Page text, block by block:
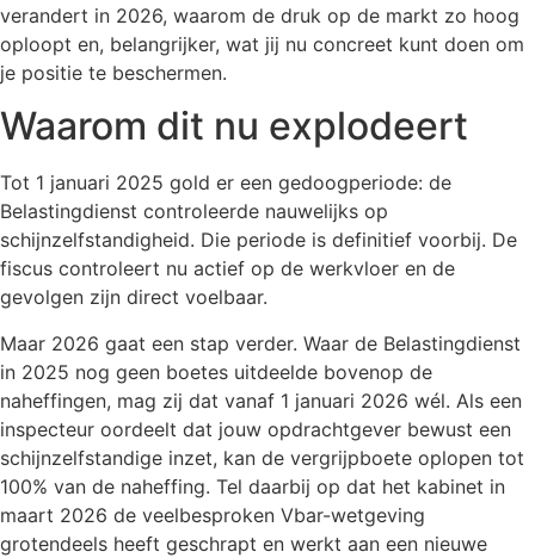
verandert in 2026, waarom de druk op de markt zo hoog
oploopt en, belangrijker, wat jij nu concreet kunt doen om
je positie te beschermen.
Waarom dit nu explodeert
Tot 1 januari 2025 gold er een gedoogperiode: de
Belastingdienst controleerde nauwelijks op
schijnzelfstandigheid. Die periode is definitief voorbij. De
fiscus controleert nu actief op de werkvloer en de
gevolgen zijn direct voelbaar.
Maar 2026 gaat een stap verder. Waar de Belastingdienst
in 2025 nog geen boetes uitdeelde bovenop de
naheffingen, mag zij dat vanaf 1 januari 2026 wél. Als een
inspecteur oordeelt dat jouw opdrachtgever bewust een
schijnzelfstandige inzet, kan de vergrijpboete oplopen tot
100% van de naheffing. Tel daarbij op dat het kabinet in
maart 2026 de veelbesproken Vbar-wetgeving
grotendeels heeft geschrapt en werkt aan een nieuwe